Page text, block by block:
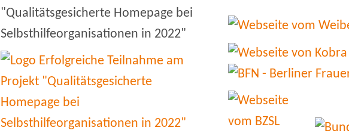
"Qualitätsgesicherte Homepage bei
Selbsthilfeorganisationen in 2022"